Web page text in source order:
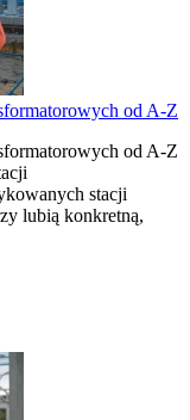
od A-Z
od A-Z
stacji
lubią konkretną,